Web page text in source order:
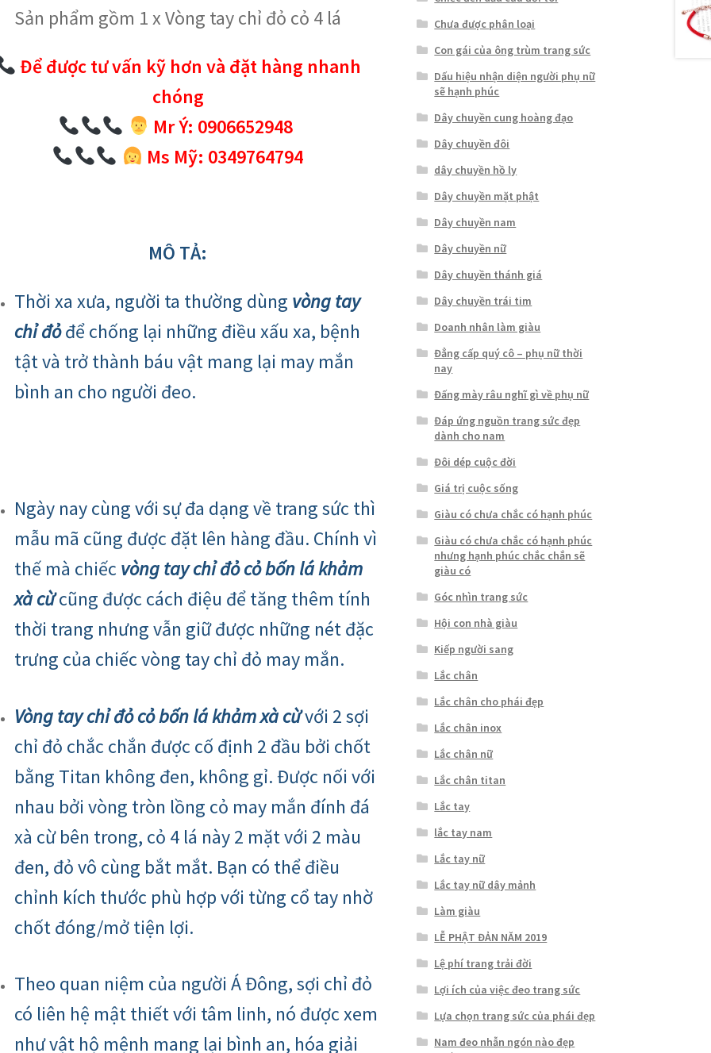
Sản phẩm gồm 1 x Vòng tay chỉ đỏ cỏ 4 lá
Để được tư vấn kỹ hơn và đặt hàng nhanh
chóng
Mr Ý: 0906652948
Ms Mỹ: 0349764794
MÔ TẢ:
Thời xa xưa, người ta thường dùng vòng tay
chỉ đỏđể chống lại những điều xấu xa, bệnh
tật và trở thành báu vật mang lại may mắn
bình an cho người đeo.
Ngày nay cùng với sự đa dạng về trang sức thì
mẫu mã cũng được đặt lên hàng đầu. Chính vì
thế mà chiếc vòng tay chỉ đỏ cỏ bốn lá khảm
xà cừcũng được cách điệu để tăng thêm tính
thời trang nhưng vẫn giữ được những nét đặc
trưng của chiếc vòng tay chỉ đỏ may mắn.
Vòng tay chỉ đỏ cỏ bốn lá khảm xà cừvới 2 sợi
chỉ đỏ chắc chắn được cố định 2 đầu bởi chốt
bằng Titan không đen, không gỉ. Được nối với
nhau bởi vòng tròn lồng cỏ may mắn đính đá
xà cừ bên trong, cỏ 4 lá này 2 mặt với 2 màu
đen, đỏ vô cùng bắt mắt. Bạn có thể điều
chỉnh kích thước phù hợp với từng cổ tay nhờ
chốt đóng/mở tiện lợi.
Theo quan niệm của người Á Đông, sợi chỉ đỏ
có liên hệ mật thiết với tâm linh, nó được xem
như vật hộ mệnh mang lại bình an, hóa giải
Chưa được phân loại
Con gái của ông trùm trang sức
Dấu hiệu nhận diện người phụ nữ
sẽ hạnh phúc
Dây chuyền cung hoàng đạo
Dây chuyền đôi
dây chuyền hồ ly
Dây chuyền mặt phật
Dây chuyền nam
Dây chuyền nữ
Dây chuyền thánh giá
Dây chuyền trái tim
Doanh nhân làm giàu
Đẳng cấp quý cô – phụ nữ thời
nay
Đấng mày râu nghĩ gì về phụ nữ
Đáp ứng nguồn trang sức đẹp
dành cho nam
Đôi dép cuộc đời
Giá trị cuộc sống
Giàu có chưa chắc có hạnh phúc
Giàu có chưa chắc có hạnh phúc
nhưng hạnh phúc chắc chắn sẽ
giàu có
Góc nhìn trang sức
Hội con nhà giàu
Kiếp người sang
Lắc chân
Lắc chân cho phái đẹp
Lắc chân inox
Lắc chân nữ
Lắc chân titan
Lắc tay
lắc tay nam
Lắc tay nữ
Lắc tay nữ dây mảnh
Làm giàu
LỄ PHẬT ĐẢN NĂM 2019
Lệ phí trang trải đời
Lợi ích của việc đeo trang sức
Lựa chọn trang sức của phái đẹp
Nam đeo nhẫn ngón nào đẹp